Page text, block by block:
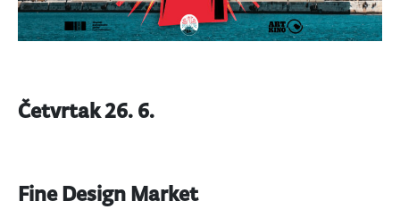
Četvrtak 26. 6.
Fine Design Market